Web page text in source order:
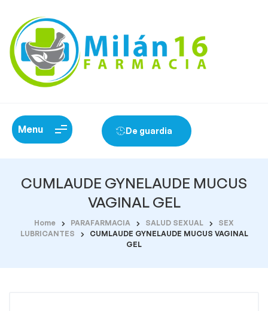
Menu De guardia
CUMLAUDE GYNELAUDE MUCUS
VAGINAL GEL
Home PARAFARMACIA SALUD SEXUAL
SEX
LUBRICANTES
CUMLAUDE GYNELAUDE MUCUS VAGINAL
GEL